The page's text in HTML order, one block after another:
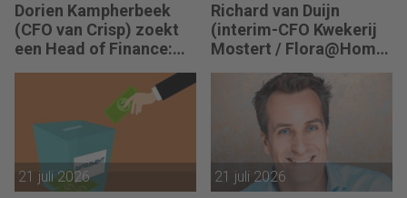
Dorien Kampherbeek
(CFO van Crisp) zoekt
een Head of Finance:
“We willen meer
performance driven
Richard van Duijn
(interim-CFO Kwekerij
Mostert / Flora@Home)
zoekt een Finance
Manager: “We zitten in
een transitie van
reactief naar proactief.”
21 juli 2026 21 juli 2026